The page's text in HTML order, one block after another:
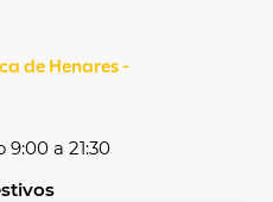
de Henares -
9:00 a 21:30